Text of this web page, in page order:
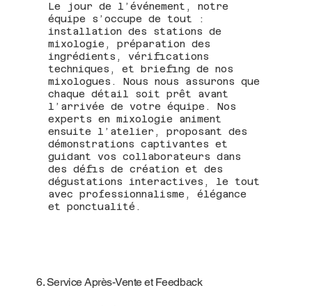
Le jour de l’événement, notre
équipe s’occupe de tout :
installation des stations de
mixologie, préparation des
ingrédients, vérifications
techniques, et briefing de nos
mixologues. Nous nous assurons que
chaque détail soit prêt avant
l’arrivée de votre équipe. Nos
experts en mixologie animent
ensuite l’atelier, proposant des
démonstrations captivantes et
guidant vos collaborateurs dans
des défis de création et des
dégustations interactives, le tout
avec professionnalisme, élégance
et ponctualité.
6. Service Après-Vente et Feedback